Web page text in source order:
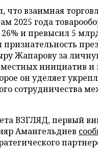
что взаимная
2025 года
и превысил 5
Жапарову за
инициатив и
он уделяет
сотрудничества
ВЗГЛЯД, первый
Амангельдиев